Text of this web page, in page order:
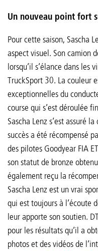
Un nouveau point fort
Pour cette saison, Sascha
aspect visuel. Son camion
lorsqu’il s’élance dans les
TruckSport 30. La couleur
exceptionnelles du
course qui s’est déroulée
Sascha Lenz s’est assuré
succès a été récompensé
des pilotes Goodyear FIA
son statut de bronze
également reçu la
Sascha Lenz est un vrai
qui est toujours à l’écoute
leur apporte son soutien.
pour les résultats qu’il a
photos et des vidéos de